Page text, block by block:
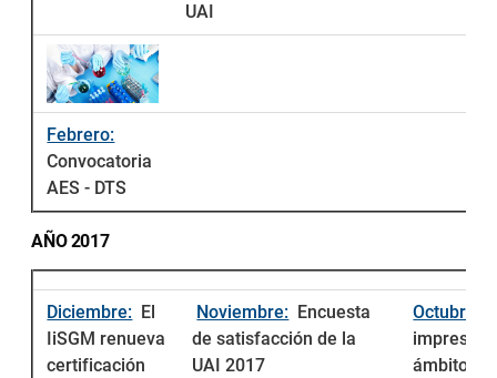
UAI
Febrero:
Convocatoria
AES - DTS
AÑO 2017
Diciembre: El
IiSGM renueva
certificación
Noviembre: Encuesta
de satisfacción de la
UAI 2017
Octubre:
impresión
ámbito